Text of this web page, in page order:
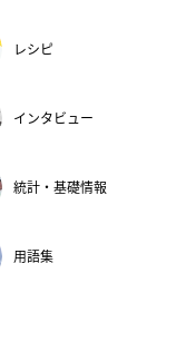
レシピ
インタビュー
統計・基礎情報
用語集